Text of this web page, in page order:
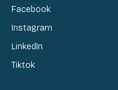
Facebook
Instagram
LinkedIn
Tiktok